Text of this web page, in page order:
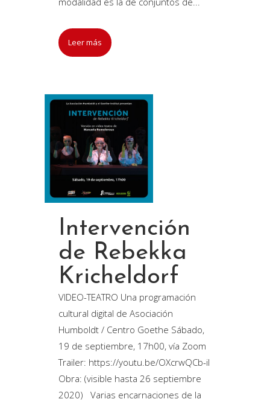
Leer más
Intervención
de Rebekka
Kricheldorf
VIDEO-TEATRO Una programación
cultural digital de Asociación
Humboldt / Centro Goethe Sábado,
19 de septiembre, 17h00, vía Zoom
Trailer: https://youtu.be/OXcrwQCb-iI
Obra: (visible hasta 26 septiembre
2020) Varias encarnaciones de la